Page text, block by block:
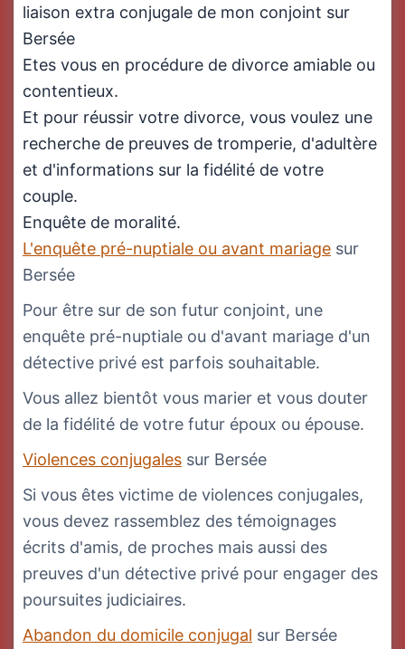
liaison extra conjugale de mon conjoint sur
Bersée
Etes vous en procédure de divorce amiable ou
contentieux.
Et pour réussir votre divorce, vous voulez une
recherche de preuves de tromperie, d'adultère
et d'informations sur la fidélité de votre
couple.
Enquête de moralité.
L'enquête pré-nuptiale ou avant mariage sur
Bersée
Pour être sur de son futur conjoint, une
enquête pré-nuptiale ou d'avant mariage d'un
détective privé est parfois souhaitable.
Vous allez bientôt vous marier et vous douter
de la fidélité de votre futur époux ou épouse.
Violences conjugales sur Bersée
Si vous êtes victime de violences conjugales,
vous devez rassemblez des témoignages
écrits d'amis, de proches mais aussi des
preuves d'un détective privé pour engager des
poursuites judiciaires.
Abandon du domicile conjugal sur Bersée